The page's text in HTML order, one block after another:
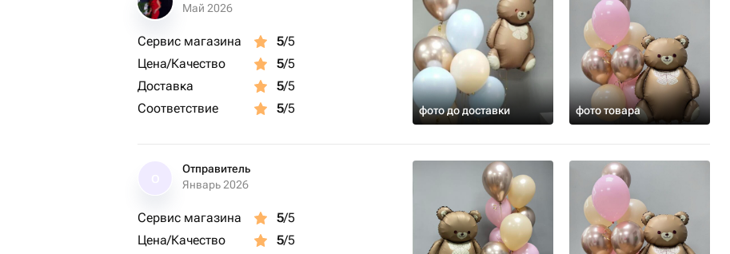
Май 2026
Сервис магазина 5/5
Цена/Качество
5/5
Доставка
5/5
Соответствие
5/5 фото до доставки фото товара
Отправитель
Январь 2026
Сервис магазина 5/5
Цена/Качество
5/5